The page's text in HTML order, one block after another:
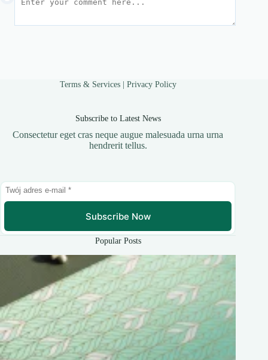
Terms & Services| Privacy Policy
Subscribe to Latest News
Consectetur eget cras neque augue malesuada urna urna
hendrerit tellus.
Subscribe Now
Popular Posts